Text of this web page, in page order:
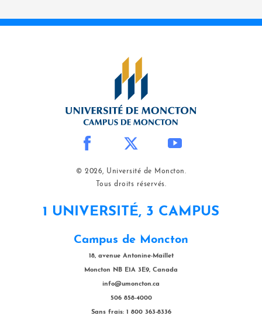
© 2026, Université de Moncton.
Tous droits réservés.
1 UNIVERSITÉ, 3 CAMPUS
Campus de Moncton
18, avenue Antonine-Maillet
Moncton NB E1A 3E9, Canada
info@umoncton.ca
506 858-4000
Sans frais: 1 800 363-8336